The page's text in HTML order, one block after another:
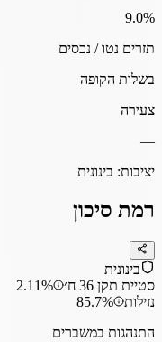
9.0%
תזרים נטו / נכסים
בשלות הקופה
צעירה
—
יציבות: בינונית
רמת סיכון
בינונית
סטיית תקן 36 ח׳
2.11%
נזילות
85.7%
התנהגות במשברים